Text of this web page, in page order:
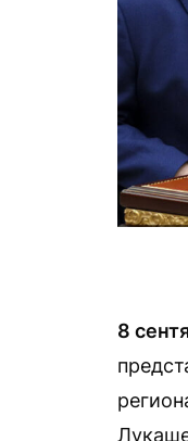
8